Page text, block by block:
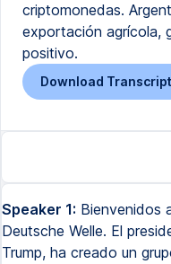
criptomonedas.
exportación agrícola,
positivo.
Download Transcript
Speaker 1: Bienvenidos
Deutsche Welle. El
Trump, ha creado un